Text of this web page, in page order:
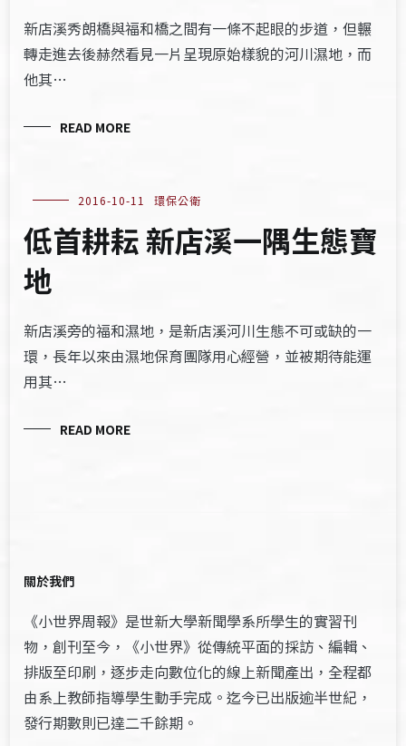
新店溪秀朗橋與福和橋之間有一條不起眼的步道，但輾
轉走進去後赫然看見一片呈現原始樣貌的河川濕地，而
他其…
READ MORE
2016-10-11 環保公衛
低首耕耘 新店溪一隅生態寶
地
新店溪旁的福和濕地，是新店溪河川生態不可或缺的一
環，長年以來由濕地保育團隊用心經營，並被期待能運
用其…
READ MORE
關於我們
《小世界周報》是世新大學新聞學系所學生的實習刊
物，創刊至今，《小世界》從傳統平面的採訪、編輯、
排版至印刷，逐步走向數位化的線上新聞產出，全程都
由系上教師指導學生動手完成。迄今已出版逾半世紀，
發行期數則已達二千餘期。